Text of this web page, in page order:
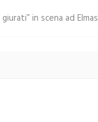
giurati” in scena ad Elmas